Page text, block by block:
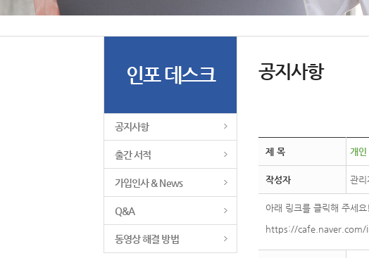
인포 데스크
공지사항
출간 서적
가입인사 & News
Q&A
동영상 해결 방법
공지사항
제 목 개
작성자 관리
아래 링크를 클릭해 주세
https://